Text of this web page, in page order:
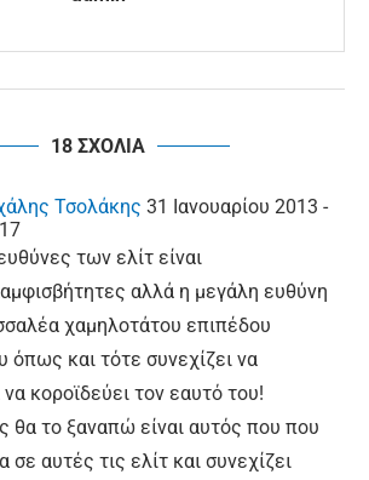
18 ΣΧΟΛΙΑ
Τσολάκης 31 Ιανουαρίου 2013 -
των ελίτ είναι
αλλά η μεγάλη ευθύνη
χαμηλοτάτου επιπέδου
όπως και τότε συνεχίζει να
κοροϊδεύει τον εαυτό του!
θα το ξαναπώ είναι αυτός που που
σε αυτές τις ελίτ και συνεχίζει